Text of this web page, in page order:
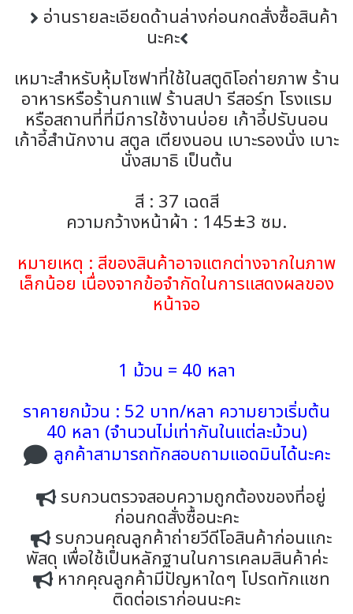
อ่านรายละเอียดด้านล่างก่อนกดสั่งซื้อสินค้า
นะคะ
เหมาะสำหรับหุ้มโซฟาที่ใช้ในสตูดิโอถ่ายภาพ ร้าน
อาหารหรือร้านกาแฟ ร้านสปา รีสอร์ท โรงแรม
หรือสถานที่ที่มีการใช้งานบ่อย เก้าอี้ปรับนอน
เก้าอี้สำนักงาน สตูล เตียงนอน เบาะรองนั่ง เบาะ
นั่งสมาธิ เป็นต้น
สี : 37 เฉดสี
ความกว้างหน้าผ้า : 145±3 ซม.
หมายเหตุ : สีของสินค้าอาจแตกต่างจากในภาพ
เล็กน้อย เนื่องจากข้อจำกัดในการแสดงผลของ
หน้าจอ
1 ม้วน = 40 หลา
ราคายกม้วน : 52 บาท/หลา ความยาวเริ่มต้น
40 หลา (จำนวนไม่เท่ากันในแต่ละม้วน)
ลูกค้าสามารถทักสอบถามแอดมินได้นะคะ
รบกวนตรวจสอบความถูกต้องของที่อยู่
ก่อนกดสั่งซื้อนะคะ
รบกวนคุณลูกค้าถ่ายวีดีโอสินค้าก่อนแกะ
พัสดุ เพื่อใช้เป็นหลักฐานในการเคลมสินค้าค่ะ
หากคุณลูกค้ามีปัญหาใดๆ โปรดทักแชท
ติดต่อเราก่อนนะคะ